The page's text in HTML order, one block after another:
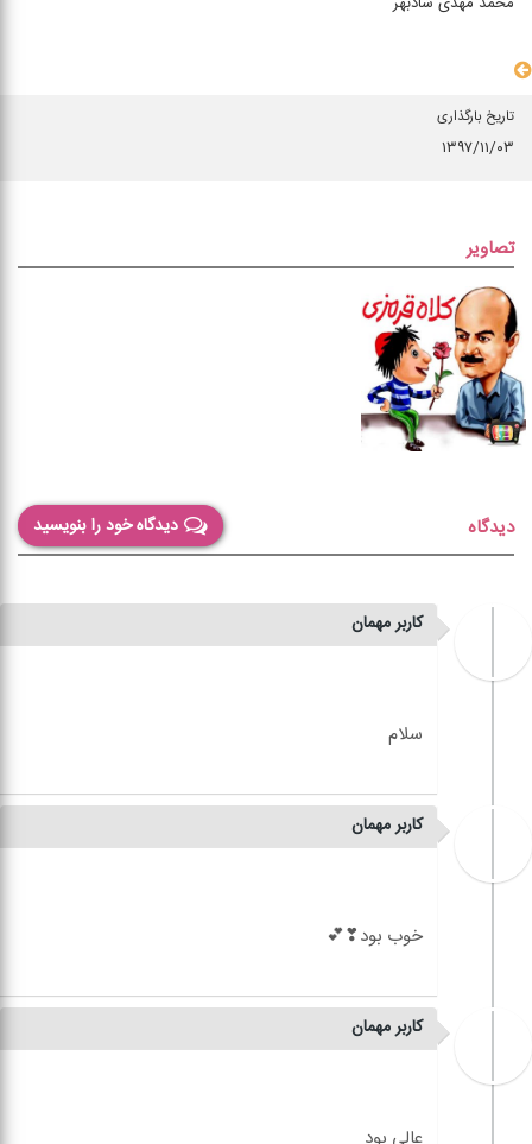
تاریخ بارگذاری
۱۳۹۷/۱۱/۰۳
تصاویر
دیدگاه خود را بنویسید دیدگاه
کاربر مهمان
کاربر مهمان
کاربر مهمان